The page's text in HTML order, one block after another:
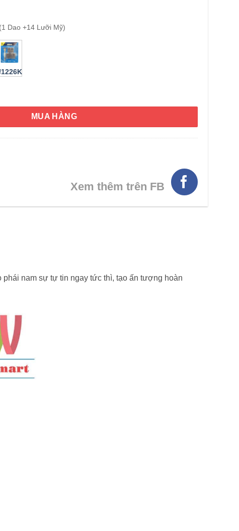
Dao +14 Lưỡi Mỹ)
Signature Edition Razor with 14 Cartridges số lượng
MUA HÀNG
Xem thêm trên FB
nam sự tự tin ngay tức thì, tạo ấn tượng hoàn